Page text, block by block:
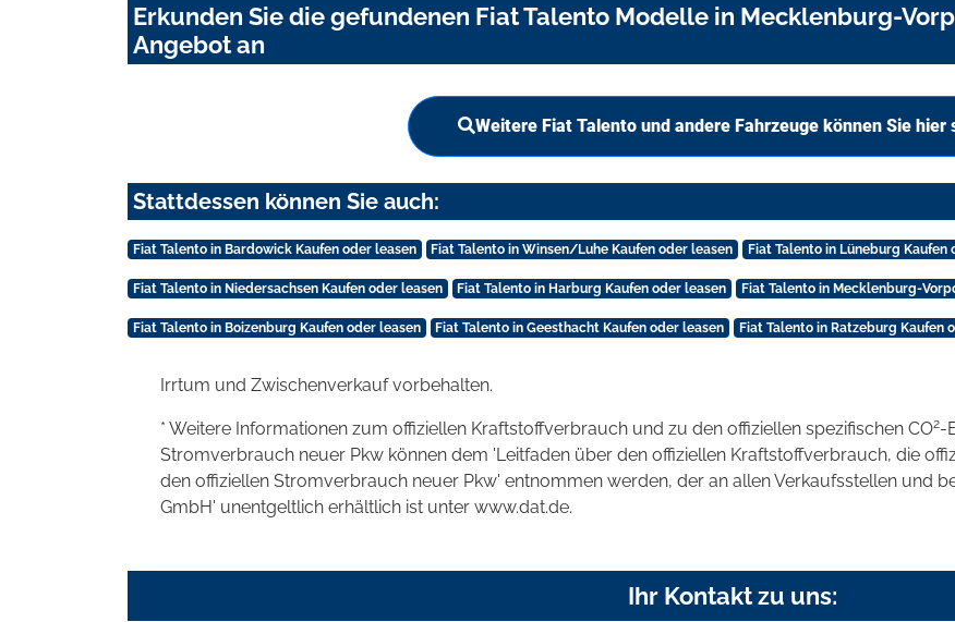
Erkunden Sie die gefundenen Fiat Talento Modelle in Mecklenburg-
Angebot an
Weitere Fiat Talento und andere Fahrzeuge können Sie hier
Stattdessen können Sie auch:
Fiat Talento in Bardowick Kaufen oder leasen Fiat Talento in Winsen/Luhe Kaufen oder leasen Fiat Talento in Lüneburg Kaufen
Fiat Talento in Niedersachsen Kaufen oder leasen Fiat Talento in Harburg Kaufen oder leasen Fiat Talento in Mecklenburg-
Fiat Talento in Boizenburg Kaufen oder leasen Fiat Talento in Geesthacht Kaufen oder leasen Fiat Talento in Ratzeburg Kaufen
Irrtum und Zwischenverkauf vorbehalten.
* Weitere Informationen zum offiziellen Kraftstoffverbrauch und zu den offiziellen spezifischen CO2-
Stromverbrauch neuer Pkw können dem 'Leitfaden über den offiziellen Kraftstoffverbrauch, die
den offiziellen Stromverbrauch neuer Pkw' entnommen werden, der an allen Verkaufsstellen und
GmbH' unentgeltlich erhältlich ist unter www.dat.de.
Ihr Kontakt zu uns: